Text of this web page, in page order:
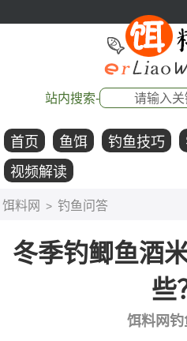
站内搜索-
首页 鱼饵 钓鱼技巧
视频解读
饵料网 > 钓鱼问答
冬季钓鲫鱼酒
些
饵料网